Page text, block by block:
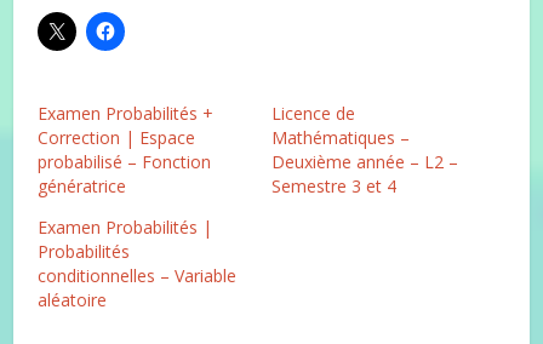
Examen Probabilités +
Correction | Espace
probabilisé – Fonction
génératrice
Licence de
Mathématiques –
Deuxième année – L2 –
Semestre 3 et 4
Examen Probabilités |
Probabilités
conditionnelles – Variable
aléatoire